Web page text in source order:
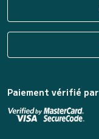
Paiement vérifié par